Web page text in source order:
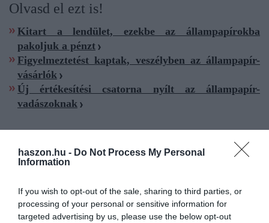
haszon.hu - Do Not Process My Personal
Information
If you wish to opt-out of the sale, sharing to third parties, or
processing of your personal or sensitive information for
targeted advertising by us, please use the below opt-out
Olvasd el ezt is!
Kitart a lendület, ezekbe az állampapírokba
pakoljuk a pénzt
Figyelmeztetést kaptak, veszélyben az állampapír-
vásárlók
Új értékesítési csatorna nyílt az állampapír-
vadászoknak
hozam